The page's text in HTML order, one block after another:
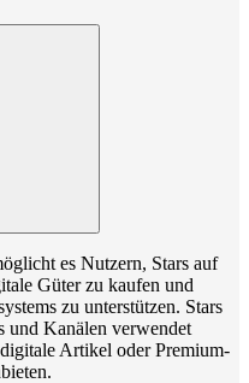
es Nutzern, Stars auf
Güter zu kaufen und
zu unterstützen. Stars
Kanälen verwendet
Artikel oder Premium-